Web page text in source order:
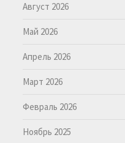
Август 2026
Май 2026
Апрель 2026
Март 2026
Февраль 2026
Ноябрь 2025